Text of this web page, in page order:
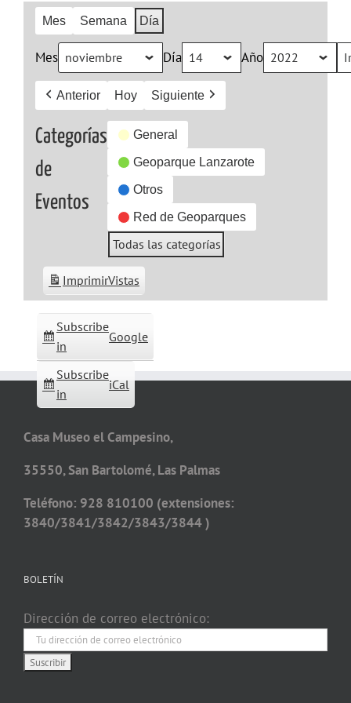
Mes Semana Día
Mes Día Año
Anterior Hoy Siguiente
Categorías
de
Eventos
General
Geoparque Lanzarote
Otros
Red de Geoparques
Todas las categorías
Subscribe
in
Google
Subscribe
in
iCal
ImprimirVistas
Casa Museo el Campesino,
35550, San Bartolomé, Las Palmas
Teléfono: 928 810100 (extensiones:
3840/3841/3842/3843/3844 )
BOLETÍN
Dirección de correo electrónico: